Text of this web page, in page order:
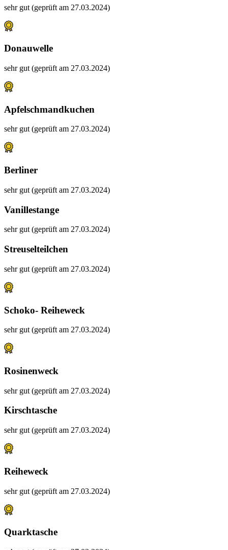
sehr gut (geprüft am 27.03.2024)
Donauwelle
sehr gut (geprüft am 27.03.2024)
Apfelschmandkuchen
sehr gut (geprüft am 27.03.2024)
Berliner
sehr gut (geprüft am 27.03.2024)
Vanillestange
sehr gut (geprüft am 27.03.2024)
Streuselteilchen
sehr gut (geprüft am 27.03.2024)
Schoko- Reiheweck
sehr gut (geprüft am 27.03.2024)
Rosinenweck
sehr gut (geprüft am 27.03.2024)
Kirschtasche
sehr gut (geprüft am 27.03.2024)
Reiheweck
sehr gut (geprüft am 27.03.2024)
Quarktasche